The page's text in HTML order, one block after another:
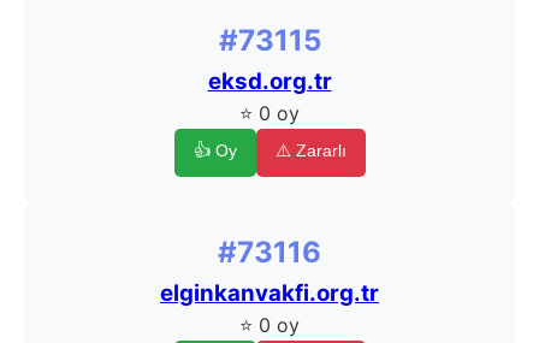
#73115
eksd.org.tr
⭐ 0 oy
👍 Oy ⚠️ Zararlı
#73116
elginkanvakfi.org.tr
⭐ 0 oy